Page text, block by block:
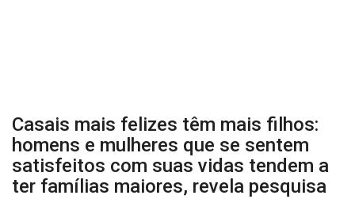
Casais mais felizes têm mais filhos:
homens e mulheres que se sentem
satisfeitos com suas vidas tendem a
ter famílias maiores, revela pesquisa